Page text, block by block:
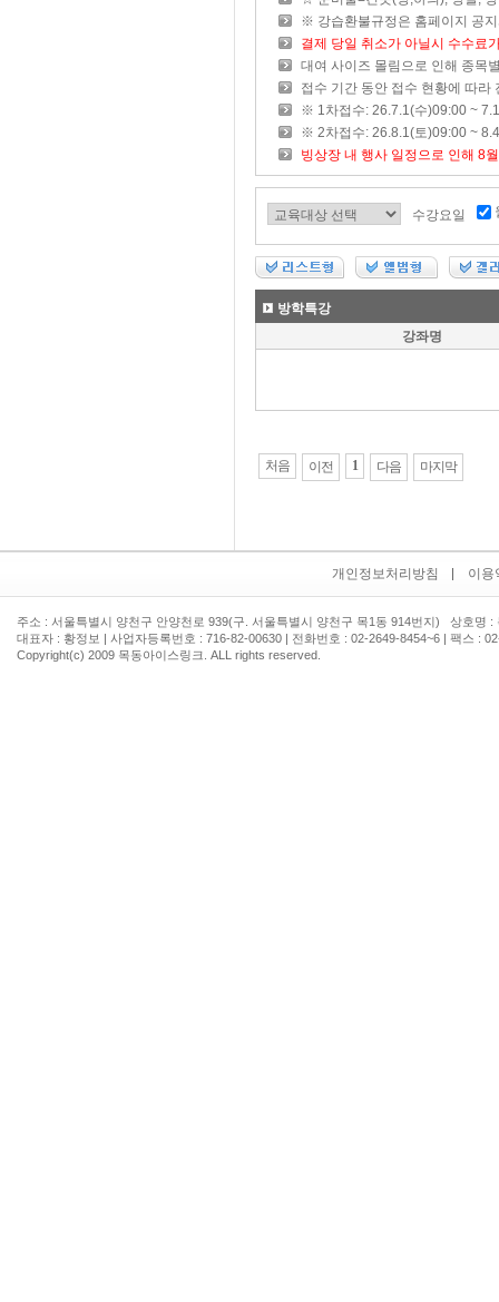
※ 강습환불규정은 홈페이지 공
결제 당일 취소가 아닐시 수수료
대여 사이즈 몰림으로 인해 종목
접수 기간 동안 접수 현황에 따라
※ 1차접수: 26.7.1(수)09:00 ~
※ 2차접수: 26.8.1(토)09:00 ~
빙상장 내 행사 일정으로 인해 8
수강요일
방학특강
강좌명
처음 이전 1 다음 마지막
개인정보처리방침 이용
주소 : 서울특별시 양천구 안양천로 939(구. 서울특별시 양천구 목1동 914번지) 상호명 :
대표자 : 황정보 | 사업자등록번호 : 716-82-00630 | 전화번호 : 02-2649-8454~6 | 팩스 :
Copyright(c) 2009 목동아이스링크. ALL rights reserved.